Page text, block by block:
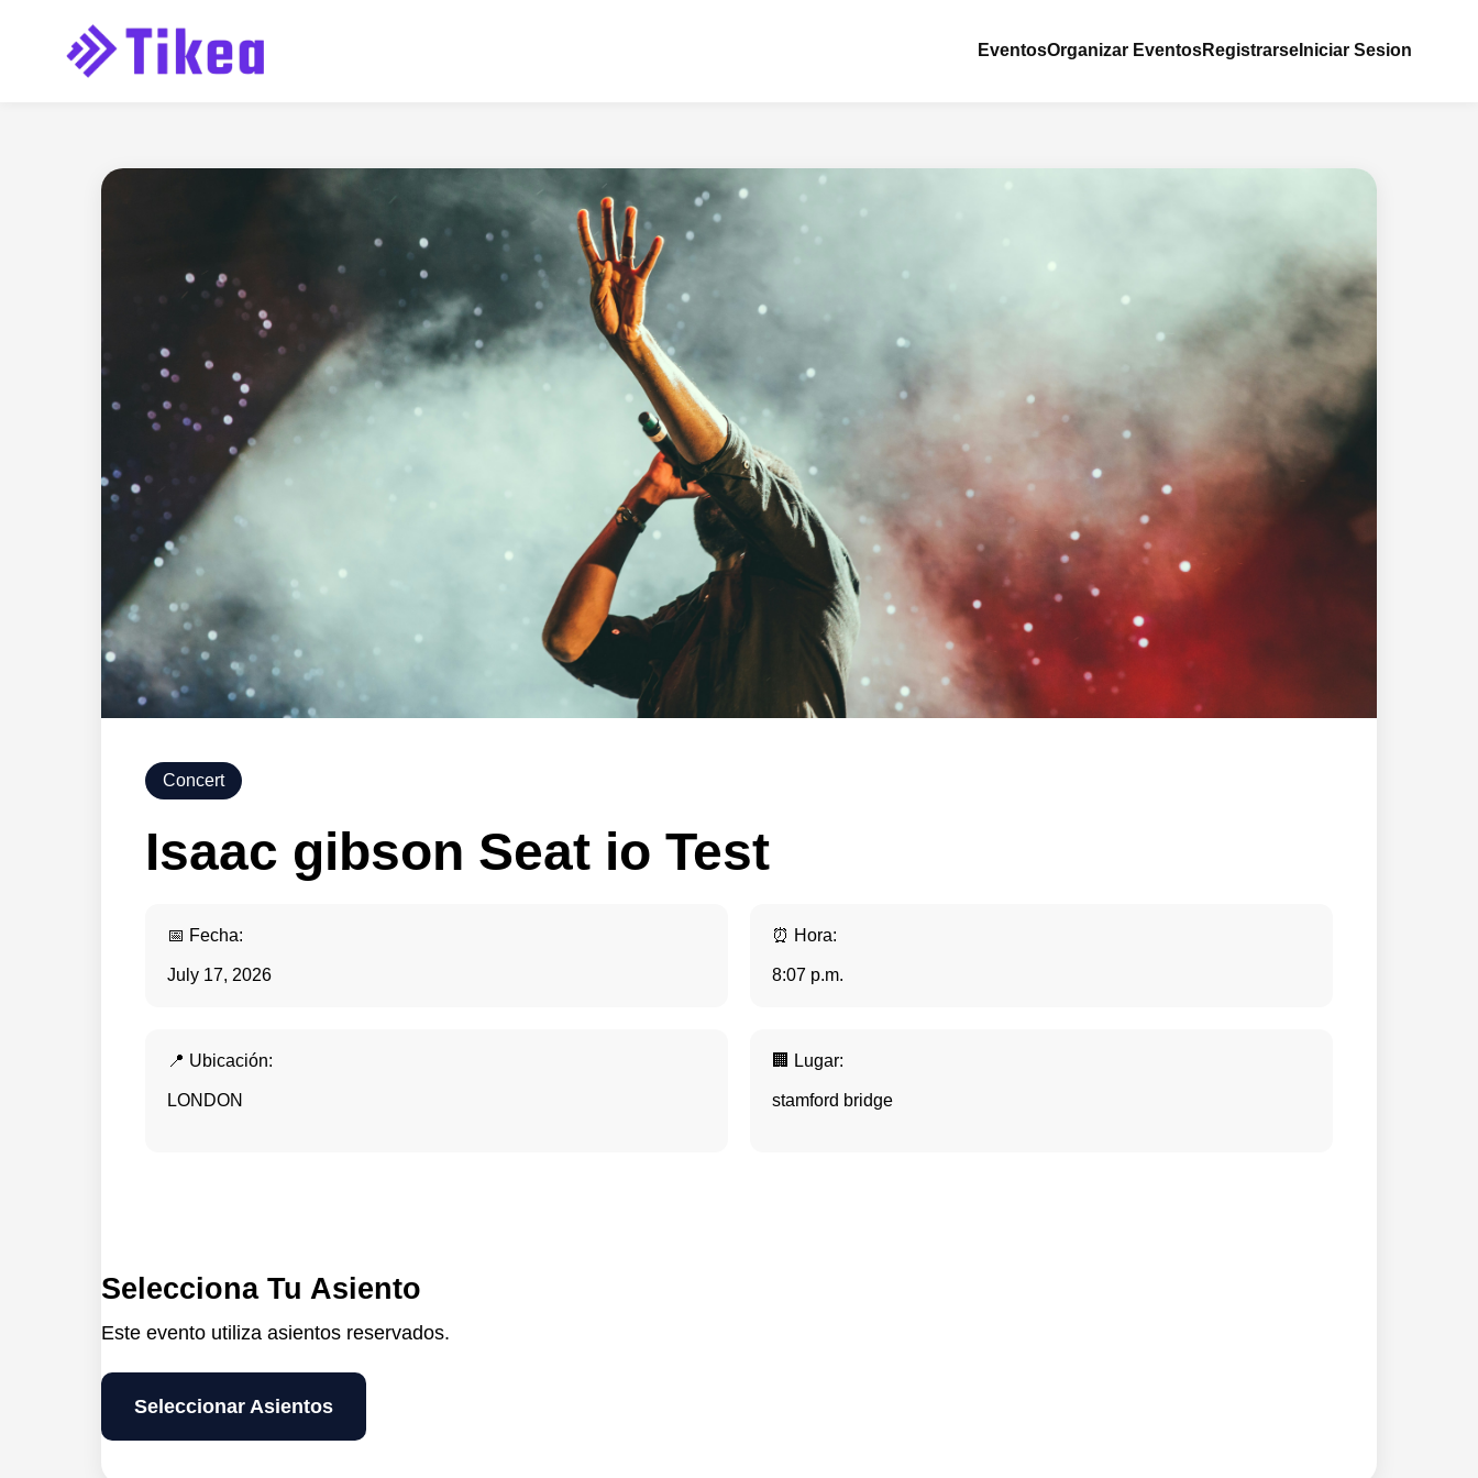
EventosOrganizar EventosRegistrarse Iniciar Sesion
Concert
Isaac gibson Seat io Test
📅 Fecha:
July 17, 2026
⏰ Hora:
8:07 p.m.
📍 Ubicación:
LONDON
🏢 Lugar:
stamford bridge
Selecciona Tu Asiento
Este evento utiliza asientos reservados.
Seleccionar Asientos